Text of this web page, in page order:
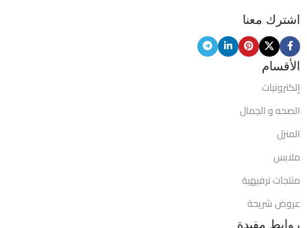
اشترك معنا
الأقسام
إلكترونيات
الصحه و الجمال
المنزل
ملابس
منتجات ترفيهية
عروض شريحة
روابط مفيدة